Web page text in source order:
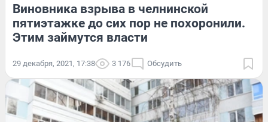
Виновника взрыва в челнинской
пятиэтажке до сих пор не похоронили.
Этим займутся власти
29 декабря, 2021, 17:38 3 176 Обсудить